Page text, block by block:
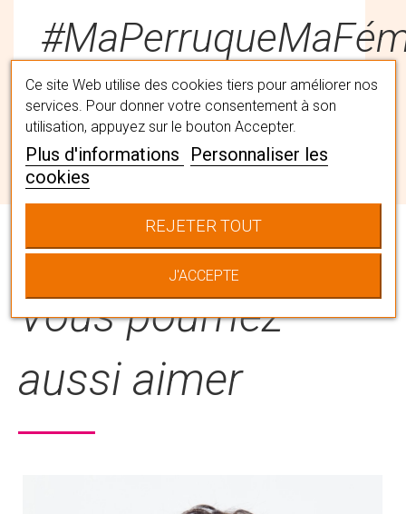
Trouvez la perruque qui vous
convient avec l'aide nos spécialistes
capillaires en institut. Ils vous
accompagneront pour choisir LA
chevelure qui vous correspond en la
personnalisant à votre image.
Vous pourriez
aussi aimer
Ce site Web utilise des cookies tiers pour améliorer nos
services. Pour donner votre consentement à son
utilisation, appuyez sur le bouton Accepter.
Plus d'informations
Personnaliser les
cookies
REJETER TOUT
J'ACCEPTE